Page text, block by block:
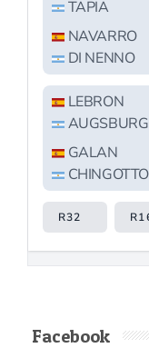
Facebook